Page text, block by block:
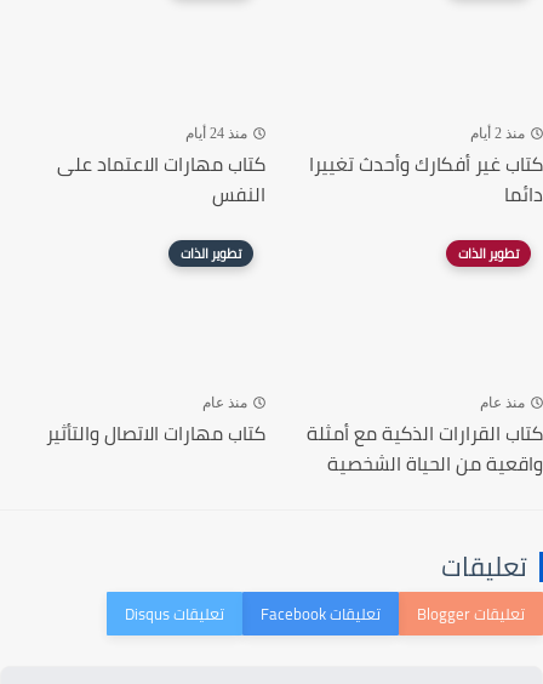
منذ 2 أيام
كتاب غير أفكارك وأحدث تغييرا
دائما
منذ 24 أيام
كتاب مهارات الاعتماد على
النفس
تطوير الذات
منذ عام
كتاب القرارات الذكية مع أمثلة
واقعية من الحياة الشخصية
تطوير الذات
منذ عام
كتاب مهارات الاتصال والتأثير
تعليقات